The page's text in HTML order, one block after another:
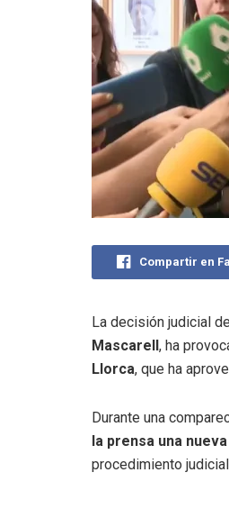
Compartir en
La decisión judicial
Mascarell, ha
Llorca, que ha
Durante una
la prensa una
procedimiento